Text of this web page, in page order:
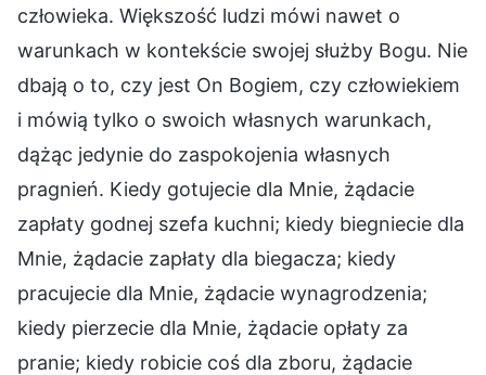
człowieka. Większość ludzi mówi nawet o
warunkach w kontekście swojej służby Bogu. Nie
dbają o to, czy jest On Bogiem, czy człowiekiem
i mówią tylko o swoich własnych warunkach,
dążąc jedynie do zaspokojenia własnych
pragnień. Kiedy gotujecie dla Mnie, żądacie
zapłaty godnej szefa kuchni; kiedy biegniecie dla
Mnie, żądacie zapłaty dla biegacza; kiedy
pracujecie dla Mnie, żądacie wynagrodzenia;
kiedy pierzecie dla Mnie, żądacie opłaty za
pranie; kiedy robicie coś dla zboru, żądacie